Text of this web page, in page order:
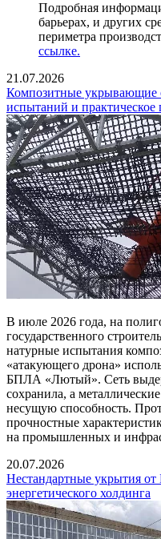
Подробная
барьерах, и других
периметра
ссылке.
21.07.2026
Композитные укрывающие
испытаний и практическое
В июле 2026 года, на
государственного
натурные испытания
«атакующего дрона»
БПЛА «Лютый». Сеть
сохранила, а
несущую способность.
прочностные
на промышленных и
20.07.2026
Нестандартные укрытия
энергетического холдинга